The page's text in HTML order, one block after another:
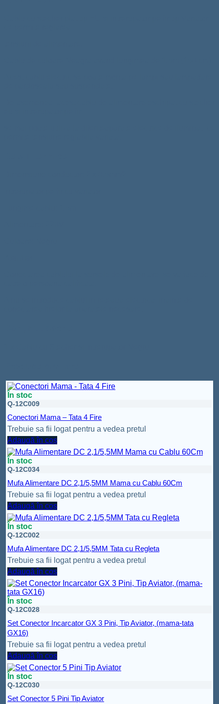
În stoc
Q-12C009
Conectori Mama – Tata 4 Fire
Trebuie sa fii logat pentru a vedea pretul
Adaugă în coș
În stoc
Q-12C034
Mufa Alimentare DC 2,1/5,5MM Mama cu Cablu 60Cm
Trebuie sa fii logat pentru a vedea pretul
Adaugă în coș
În stoc
Q-12C002
Mufa Alimentare DC 2,1/5,5MM Tata cu Regleta
Trebuie sa fii logat pentru a vedea pretul
Adaugă în coș
În stoc
Q-12C028
Set Conector Incarcator GX 3 Pini, Tip Aviator, (mama-tata
GX16)
Trebuie sa fii logat pentru a vedea pretul
Adaugă în coș
În stoc
Q-12C030
Set Conector 5 Pini Tip Aviator